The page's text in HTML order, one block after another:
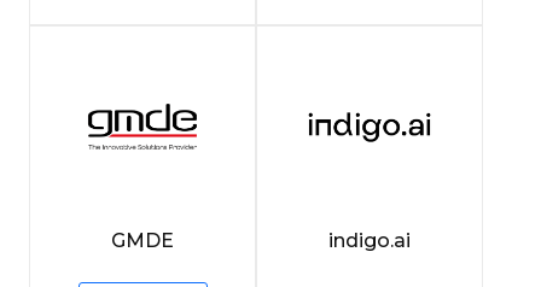
GMDE indigo.ai